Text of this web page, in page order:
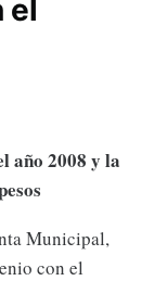
el
año 2008 y la
Municipal,
con el